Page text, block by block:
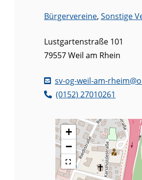
+
−
Lustgartenstraße 101
79557Weil am Rhein
sv-og-weil-am-
(0152) 27010261
Bürgervereine, Sonstige